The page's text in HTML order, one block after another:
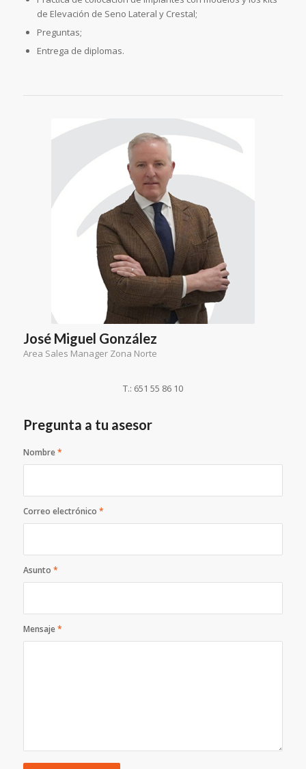
de Elevación de Seno Lateral y Crestal;
Preguntas;
Entrega de diplomas.
José Miguel González
Area Sales Manager Zona Norte
T.: 651 55 86 10
Pregunta a tu asesor
Nombre*
Correo electrónico *
Asunto *
Mensaje*